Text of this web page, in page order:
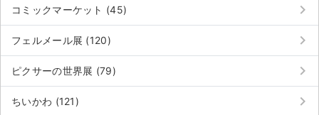
コミックマーケット (45) keyboard_arrow_right
フェルメール展 (120) keyboard_arrow_right
ピクサーの世界展 (79) keyboard_arrow_right
ちいかわ (121) keyboard_arrow_right